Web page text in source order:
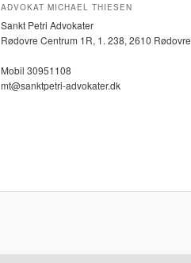
ADVOKAT MICHAEL THIESEN
Sankt Petri Advokater
Rødovre Centrum 1R, 1. 238, 2610 Rødovre
Mobil 30951108
mt@sanktpetri-advokater.dk